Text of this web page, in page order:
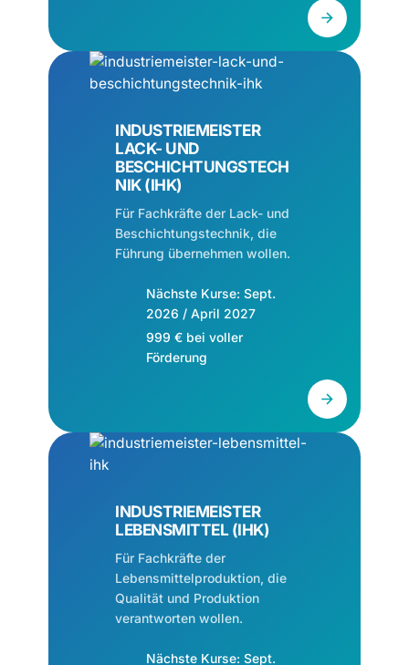
INDUSTRIEMEISTER
LACK- UND
BESCHICHTUNGSTECH
NIK (IHK)
Für Fachkräfte der Lack- und
Beschichtungstechnik, die
Führung übernehmen wollen.
Nächste Kurse: Sept.
2026 / April 2027
999 € bei voller
Förderung
INDUSTRIEMEISTER
LEBENSMITTEL (IHK)
Für Fachkräfte der
Lebensmittelproduktion, die
Qualität und Produktion
verantworten wollen.
Nächste Kurse: Sept.